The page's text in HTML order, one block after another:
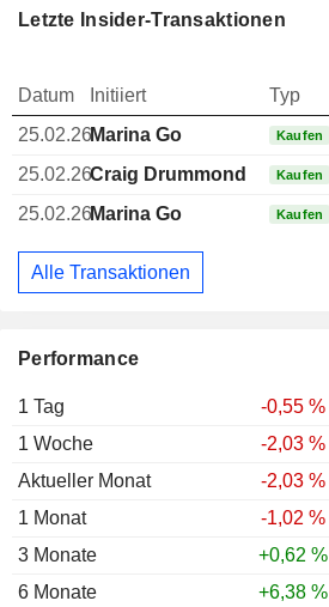
Performance
1 Tag
-0,55 %
1 Woche
-2,03 %
Aktueller Monat
-2,03 %
1 Monat
-1,02 %
3 Monate
+0,62 %
6 Monate
+6,38 %
Letzte Insider-Transaktionen
Datum Initiiert Typ
25.02.26Marina Go Kaufen
25.02.26Craig Drummond Kaufen
25.02.26Marina Go Kaufen
Alle Transaktionen